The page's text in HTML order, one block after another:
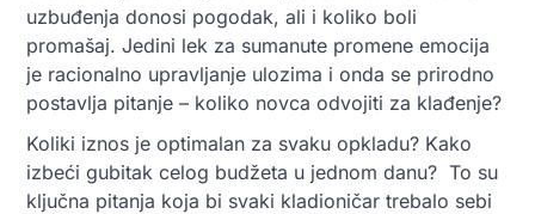
uzbuđenja donosi pogodak, ali i koliko boli
promašaj. Jedini lek za sumanute promene emocija
je racionalno upravljanje ulozima i onda se prirodno
postavlja pitanje – koliko novca odvojiti za klađenje?
Koliki iznos je optimalan za svaku opkladu? Kako
izbeći gubitak celog budžeta u jednom danu? To su
ključna pitanja koja bi svaki kladioničar trebalo sebi